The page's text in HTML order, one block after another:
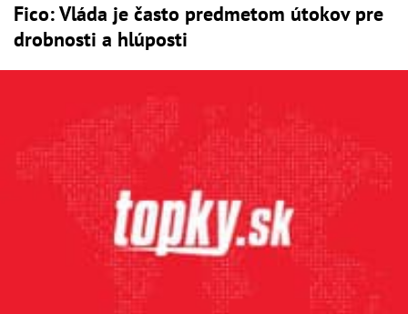
Fico: Vláda je často predmetom útokov pre
drobnosti a hlúposti